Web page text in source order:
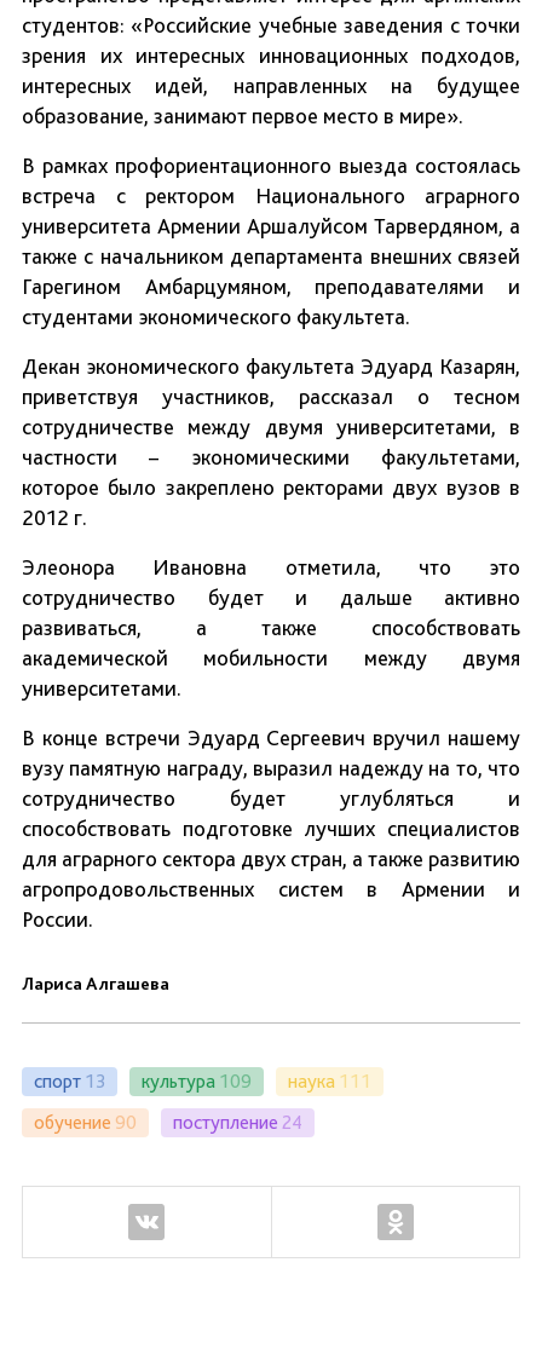
студентов: «Российские учебные заведения с точки
зрения их интересных инновационных подходов,
интересных идей, направленных на будущее
образование, занимают первое место в мире».
В рамках профориентационного выезда состоялась
встреча с ректором Национального аграрного
университета Армении Аршалуйсом Тарвердяном, а
также с начальником департамента внешних связей
Гарегином Амбарцумяном, преподавателями и
студентами экономического факультета.
Декан экономического факультета Эдуард Казарян,
приветствуя участников, рассказал о тесном
сотрудничестве между двумя университетами, в
частности – экономическими факультетами,
которое было закреплено ректорами двух вузов в
2012 г.
Элеонора Ивановна отметила, что это
сотрудничество будет и дальше активно
развиваться, а также способствовать
академической мобильности между двумя
университетами.
В конце встречи Эдуард Сергеевич вручил нашему
вузу памятную награду, выразил надежду на то, что
сотрудничество будет углубляться и
способствовать подготовке лучших специалистов
для аграрного сектора двух стран, а также развитию
агропродовольственных систем в Армении и
России.
Лариса Алгашева
спорт 13 культура 109 наука 111
обучение 90 поступление 24